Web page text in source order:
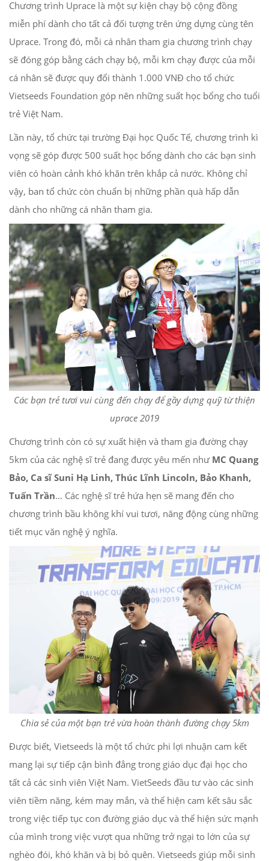
Chương trình Uprace là một sự kiện chạy bộ cộng đồng
miễn phí dành cho tất cả đối tượng trên ứng dựng cùng tên
Uprace. Trong đó, mỗi cá nhân tham gia chương trình chạy
sẽ đóng góp bằng cách chạy bộ, mỗi km chạy được của mỗi
cá nhân sẽ được quy đổi thành 1.000 VNĐ cho tổ chức
Vietseeds Foundation góp nên những suất học bổng cho tuổi
trẻ Việt Nam.
Lần này, tổ chức tại trường Đại học Quốc Tế, chương trình kì
vọng sẽ góp được 500 suất học bổng dành cho các bạn sinh
viên có hoàn cảnh khó khăn trên khắp cả nước. Không chỉ
vậy, ban tổ chức còn chuẩn bị những phần quà hấp dẫn
dành cho những cá nhân tham gia.
Các bạn trẻ tươi vui cùng đến chạy để gầy dựng quỹ từ thiện
uprace 2019
Chương trình còn có sự xuất hiện và tham gia đường chạy
5km của các nghệ sĩ trẻ đang được yêu mến như MC Quang
Bảo, Ca sĩ Suni Hạ Linh, Thúc Lĩnh Lincoln, Bảo Khanh,
Tuấn Trần… Các nghệ sĩ trẻ hứa hẹn sẽ mang đến cho
chương trình bầu không khí vui tươi, năng động cùng những
tiết mục văn nghệ ý nghĩa.
Chia sẻ của một bạn trẻ vừa hoàn thành đường chạy 5km
Được biết, Vietseeds là một tổ chức phi lợi nhuận cam kết
mang lại sự tiếp cận bình đẳng trong giáo dục đại học cho
tất cả các sinh viên Việt Nam. VietSeeds đầu tư vào các sinh
viên tiềm năng, kém may mắn, và thể hiện cam kết sâu sắc
trong việc tiếp tục con đường giáo dục và thể hiện sức mạnh
của mình trong việc vượt qua những trở ngại to lớn của sự
nghèo đói, khó khăn và bị bỏ quên. Vietseeds giúp mỗi sinh